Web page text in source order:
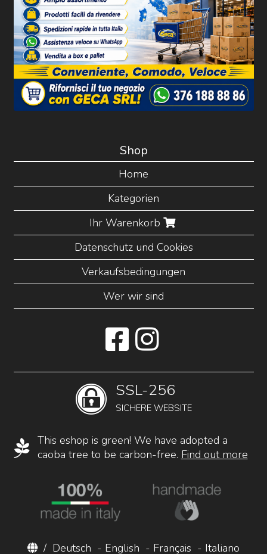
Shop
Home
Kategorien
Ihr Warenkorb
Datenschutz und Cookies
Verkaufsbedingungen
Wer wir sind
SSL-256
SICHERE WEBSITE
This eshop is green! We have adopted a
caoba tree to be carbon-free. Find out more
/ Deutsch - English - Français - Italiano